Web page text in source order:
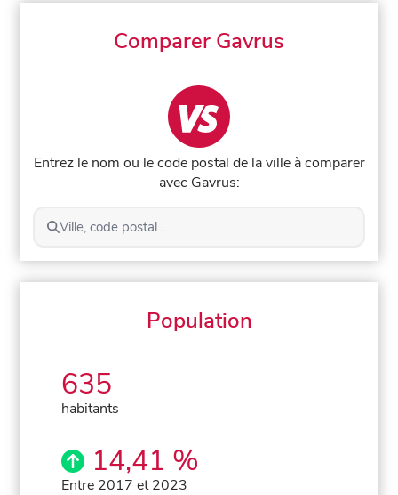
Comparer Gavrus
Entrez le nom ou le code postal de la ville à comparer
avec Gavrus:
Ville, code postal...
Population
635
habitants
14,41 %
Entre 2017 et 2023